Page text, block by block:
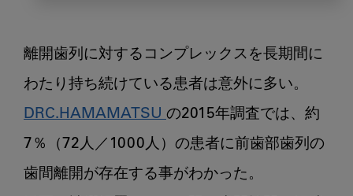
離
開
歯
列
の
修
離開歯列に対するコンプレックスを長期間に
DRC.HAMAMATSU の2015年調査では、約
7％（72人／1000人）の患者に前歯部歯列の
歯間離開が存在する事がわかった。